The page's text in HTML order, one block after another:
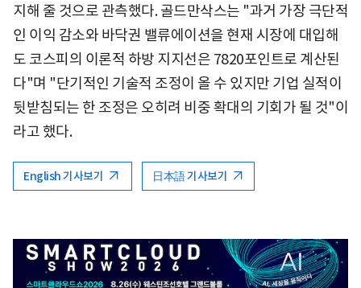
지해 줄 것으로 관측했다. 골드만삭스는 "과거 가장 극단적
인 이익 감소와 바닥권 밸류에이션을 현재 시장에 대입해
도 코스피의 이론적 하방 지지선은 7820포인트로 계산된
다"며 "단기적인 기술적 조정이 올 수 있지만 기업 실적이
뒷받침되는 한 조정은 오히려 비중 확대의 기회가 될 것"이
라고 했다.
English 기사보기 日本語 기사보기